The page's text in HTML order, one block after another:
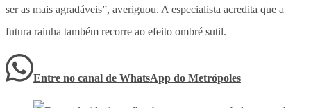
ser as mais agradáveis”, averiguou. A especialista acredita que a
futura rainha também recorre ao efeito ombré sutil.
Entre no canal de WhatsApp do Metrópoles